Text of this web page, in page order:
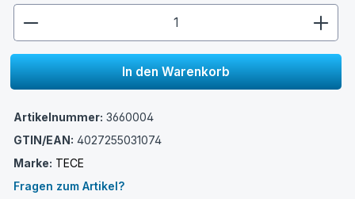
In den Warenkorb
Artikelnummer: 3660004
GTIN/EAN: 4027255031074
Marke: TECE
Fragen zum Artikel?